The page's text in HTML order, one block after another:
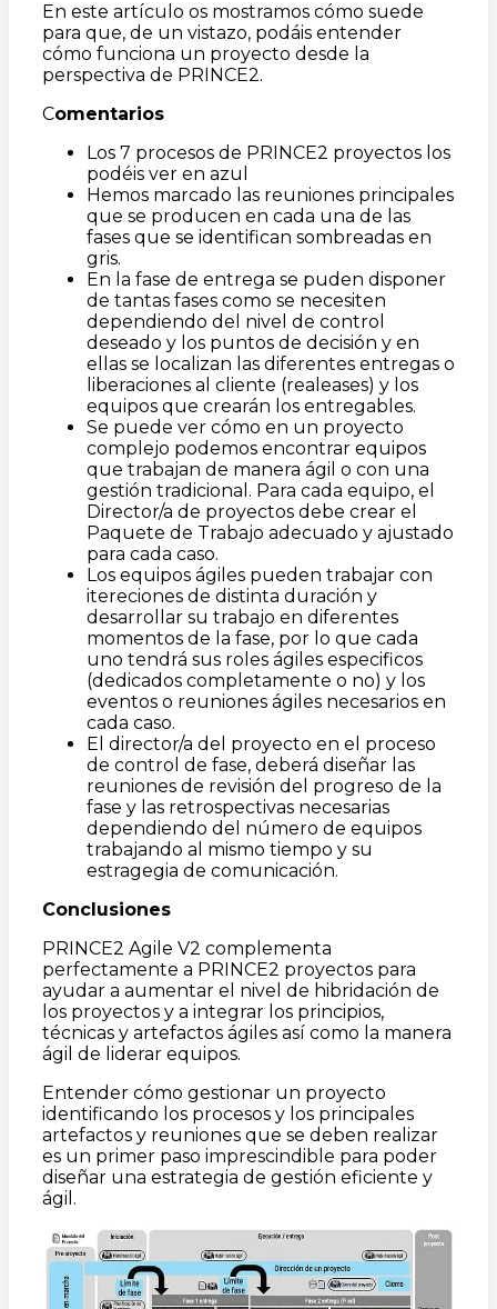
En este artículo os mostramos cómo suede
para que, de un vistazo, podáis entender
cómo funciona un proyecto desde la
perspectiva de PRINCE2.
Comentarios
Los 7 procesos de PRINCE2 proyectos los
podéis ver en azul
Hemos marcado las reuniones principales
que se producen en cada una de las
fases que se identifican sombreadas en
gris.
En la fase de entrega se puden disponer
de tantas fases como se necesiten
dependiendo del nivel de control
deseado y los puntos de decisión y en
ellas se localizan las diferentes entregas o
liberaciones al cliente (realeases) y los
equipos que crearán los entregables.
Se puede ver cómo en un proyecto
complejo podemos encontrar equipos
que trabajan de manera ágil o con una
gestión tradicional. Para cada equipo, el
Director/a de proyectos debe crear el
Paquete de Trabajo adecuado y ajustado
para cada caso.
Los equipos ágiles pueden trabajar con
itereciones de distinta duración y
desarrollar su trabajo en diferentes
momentos de la fase, por lo que cada
uno tendrá sus roles ágiles especificos
(dedicados completamente o no) y los
eventos o reuniones ágiles necesarios en
cada caso.
El director/a del proyecto en el proceso
de control de fase, deberá diseñar las
reuniones de revisión del progreso de la
fase y las retrospectivas necesarias
dependiendo del número de equipos
trabajando al mismo tiempo y su
estragegia de comunicación.
Conclusiones
PRINCE2 Agile V2 complementa
perfectamente a PRINCE2 proyectos para
ayudar a aumentar el nivel de hibridación de
los proyectos y a integrar los principios,
técnicas y artefactos ágiles así como la manera
ágil de liderar equipos.
Entender cómo gestionar un proyecto
identificando los procesos y los principales
artefactos y reuniones que se deben realizar
es un primer paso imprescindible para poder
diseñar una estrategia de gestión eficiente y
ágil.